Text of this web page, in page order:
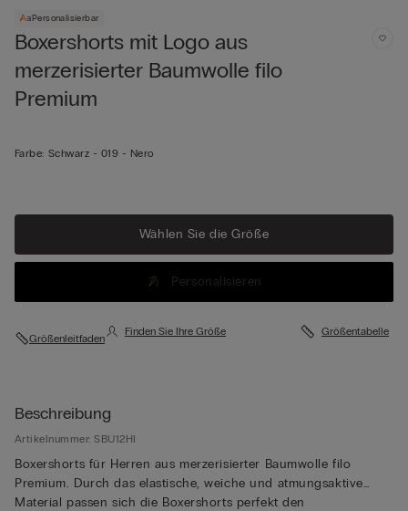
Personalisierbar
Boxershorts mit Logo aus
merzerisierter Baumwolle filo
Premium
Farbe: Schwarz - 019 - Nero
Wählen Sie die Größe
Personalisieren
Größenleitfaden
Finden Sie Ihre Größe Größentabelle
Beschreibung
Artikelnummer: SBU12HI
Boxershorts für Herren aus merzerisierter Baumwolle filo
Premium. Durch das elastische, weiche und atmungsaktive
Material passen sich die Boxershorts perfekt den